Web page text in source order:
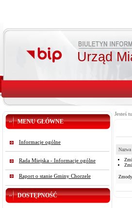
Urząd
MENU GŁÓWNE
Informacje ogólne
Rada Miejska - Informacje ogólne
Raport o stanie Gminy Chorzele
DOSTĘPNOŚĆ
Jesteś